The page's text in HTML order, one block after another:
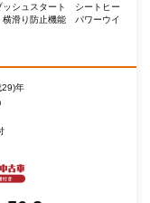
シュスタート シートヒー
滑り防止機能 パワーウイ
29)年